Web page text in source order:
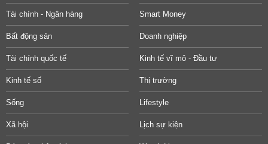
Tài chính - Ngân hàng Smart Money
Bất động sản Doanh nghiệp
Tài chính quốc tế Kinh tế vĩ mô - Đầu tư
Kinh tế số Thị trường
Sống Lifestyle
Xã hội Lịch sự kiện